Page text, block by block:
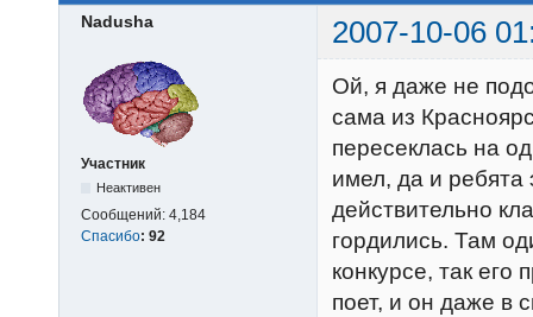
Nadusha 2007-10-06
Участник
Неактивен
Сообщений: 4,184
Спасибо: 92
Ой, я даже не
сама из
пересеклась на
имел, да и ребята
действительно
гордились. Там
конкурсе, так его
поет, и он даже в